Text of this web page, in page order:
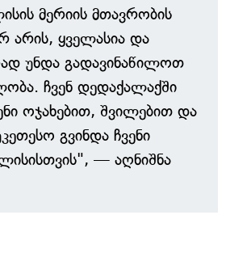
მერიის მთავრობის
არის, ყველასია და
უნდა გადავინაწილოთ
ჩვენ დედაქალაქში
ოჯახებით, შვილებით და
გვინდა ჩვენი
— აღნიშნა